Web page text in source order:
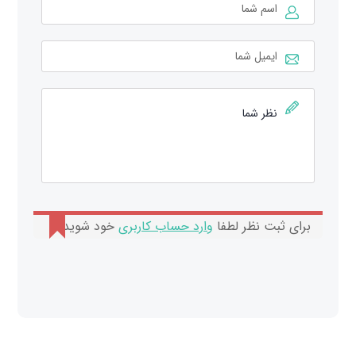
برای ثبت نظر لطفا وارد حساب کاربری خود شوید.